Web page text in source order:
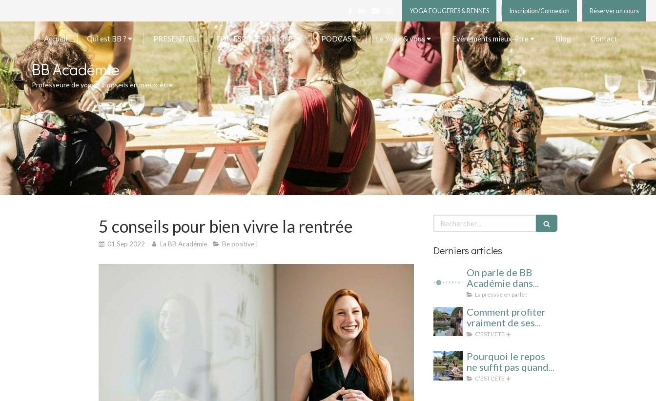
Réserver un cours
Inscription/Connexion
YOGA FOUGERES & RENNES
Accueil Qui est BB ? PRESENTIEL TON ESPACE EN LIGNE PODCAST Le Yoga & vous Evénements mieux-être Blog Contact
BB Académie
Professeure de yoga – Conseils en mieux-être
5 conseils pour bien vivre la rentrée
01 Sep 2022 La BB Académie Be positive !
Rechercher
Derniers articles
On parle de BB
Académie dans
BIBA, ELLE et VOICI
La pressse en parle !
Comment profiter
vraiment de ses
vacances quand on
mentale ?
C'EST L'ETE ☀️
Pourquoi le repos
ne suffit pas quand
le mental ne s’arrête
C'EST L'ETE ☀️